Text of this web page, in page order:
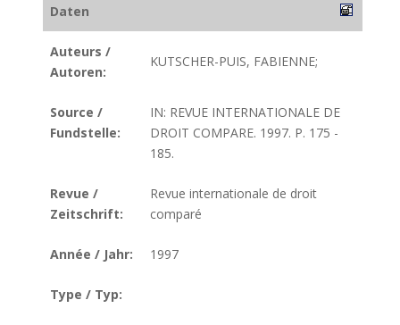
Daten
Auteurs /
Autoren:
KUTSCHER-PUIS, FABIENNE;
Source /
Fundstelle:
IN: REVUE INTERNATIONALE DE
DROIT COMPARE. 1997. P. 175 -
185.
Revue /
Zeitschrift:
Revue internationale de droit
comparé
Année / Jahr: 1997
Type / Typ: